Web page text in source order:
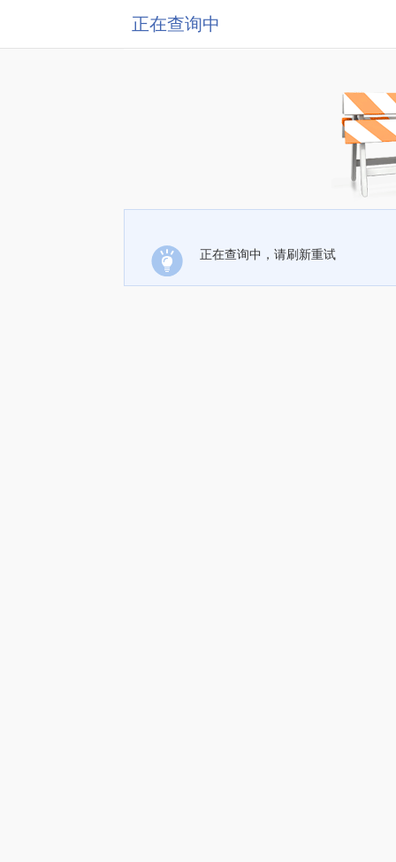
正在查询中
正在查询中，请刷新重试